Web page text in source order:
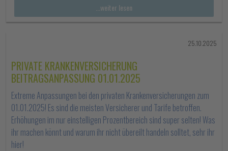
...weiter lesen
25.10.2025
PRIVATE KRANKENVERSICHERUNG
BEITRAGSANPASSUNG 01.01.2025
Extreme Anpassungen bei den privaten Krankenversicherungen zum
01.01.2025! Es sind die meisten Versicherer und Tarife betroffen.
Erhöhungen im nur einstelligen Prozentbereich sind super selten! Was
ihr machen könnt und warum ihr nicht übereilt handeln solltet, sehr ihr
hier!